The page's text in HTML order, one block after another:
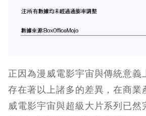
正因為漫威電影宇宙與傳統意義
存在著以上諸多的差異，在商業
威電影宇宙與超級大片系列已然